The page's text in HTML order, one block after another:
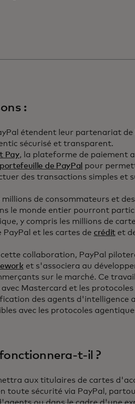
:
étendent leur partenariat
sécurisé et transparent.
Pay, la plateforme de paiement
portefeuille de PayPal pour
des transactions simples et
millions de consommateurs et
le monde entier pourront
y compris les millions de
et les cartes de crédit et
cette collaboration, PayPal
et s'associera au
sur le marché. Ce
Mastercard et les
des agents d'intelligence
avec les protocoles
t-il ?
aux titulaires de cartes
toute sécurité via PayPal,